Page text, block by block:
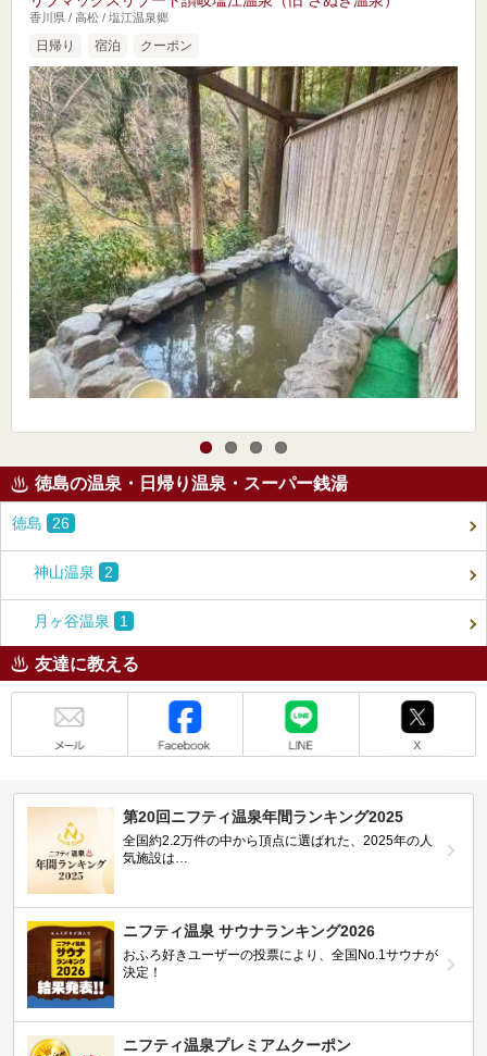
香川県 / 高松 / 塩江温泉郷
日帰り 宿泊 クーポン
徳島の温泉・日帰り温泉・スーパー銭湯
徳島 26
神山温泉 2
月ヶ谷温泉 1
友達に教える
第20回ニフティ温泉年間ランキング2025
全国約2.2万件の中から頂点に選ばれた、2025年の人
気施設は…
ニフティ温泉 サウナランキング2026
おふろ好きユーザーの投票により、全国No.1サウナが
決定！
ニフティ温泉プレミアムクーポン